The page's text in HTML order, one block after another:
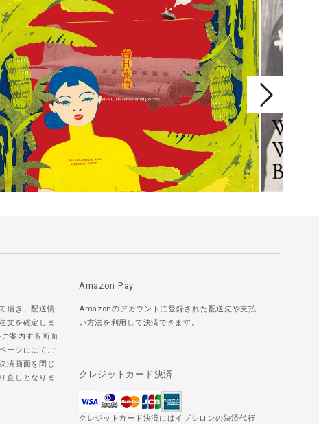
頂き、配送情
文を確定しま
案内する画面
ージににてご
済画面を閉じ
直しとなりま
Amazon Pay
Amazonのアカウントに登録された配送先や支払
い方法を利用して決済できます。
クレジットカード決済
クレジットカード決済にはイプシロンの決済代行